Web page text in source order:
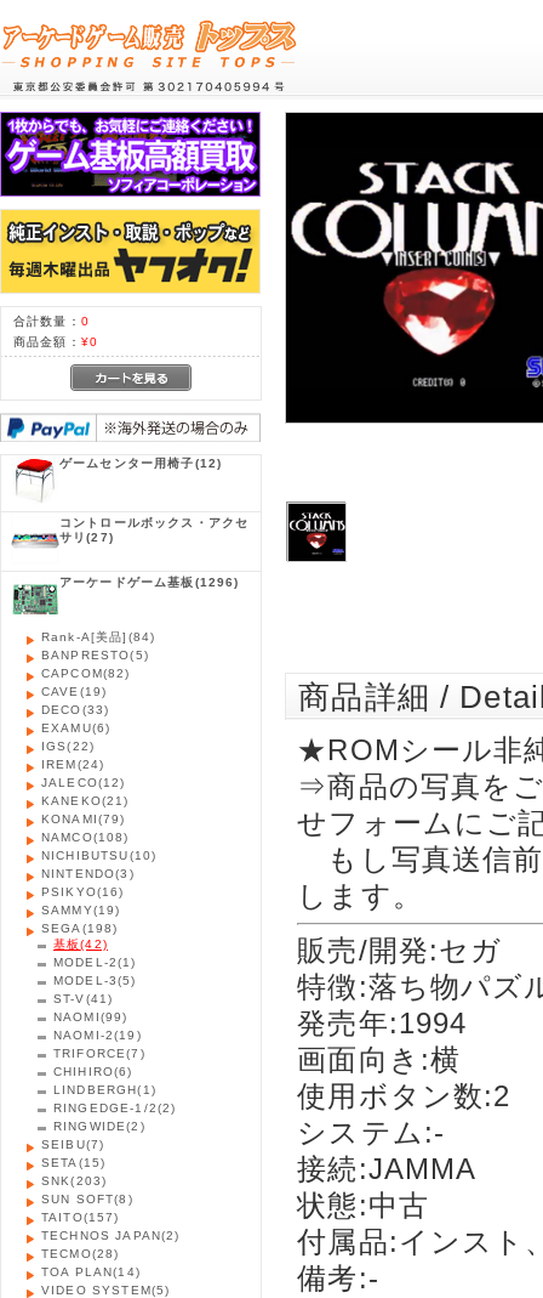
合計数量： 0
商品金額： ¥0
ゲームセンター用椅子(12)
コントロールボックス・アクセ
サリ(27)
アーケードゲーム基板 (1296)
Rank-A[美品] (84)
BANPRESTO(5)
CAPCOM(82)
CAVE (19)
DECO(33)
EXAMU(6)
IGS(22)
IREM(24)
JALECO(12)
KANEKO(21)
KONAMI(79)
NAMCO(108)
NICHIBUTSU(10)
NINTENDO(3)
PSIKYO(16)
SAMMY(19)
SEGA (198)
基板(42)
MODEL-2(1)
MODEL-3(5)
ST-V(41)
NAOMI(99)
NAOMI-2(19)
TRIFORCE(7)
CHIHIRO(6)
LINDBERGH(1)
RINGEDGE-1/2(2)
RINGWIDE(2)
SEIBU(7)
SETA (15)
SNK(203)
SUN SOFT(8)
TAITO(157)
TECHNOS JAPAN(2)
TECMO(28)
TOA PLAN(14)
VIDEO SYSTEM(5)
商品詳細 /
★ROMシール非
⇒商品の写真を
せフォームにご
もし写真送信
します。
販売/開発:セガ
特徴:落ち物パズ
発売年:1994
画面向き:横
使用ボタン数:2
システム:-
接続:JAMMA
状態:中古
付属品:インスト
備考:-